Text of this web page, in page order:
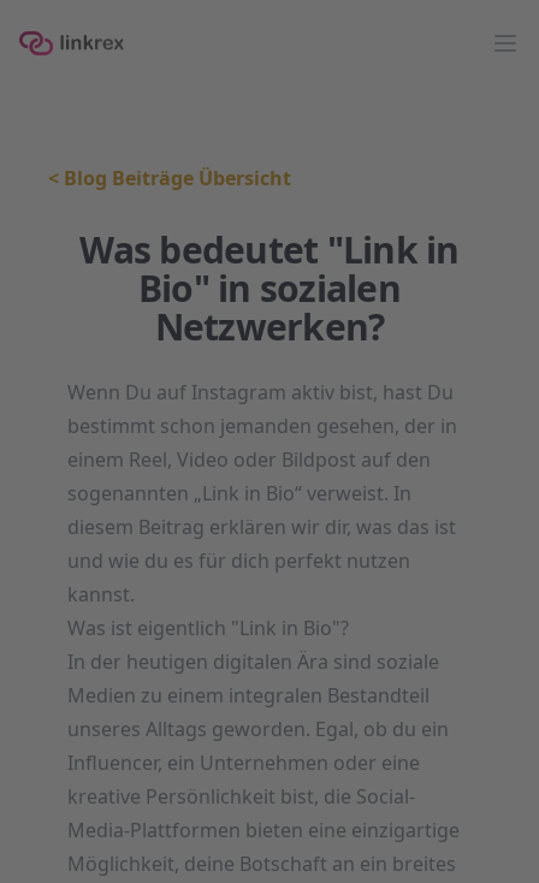
linkrex
< Blog Beiträge Übersicht
Was bedeutet "Link in
Bio" in sozialen
Netzwerken?
Wenn Du auf Instagram aktiv bist, hast Du
bestimmt schon jemanden gesehen, der in
einem Reel, Video oder Bildpost auf den
sogenannten „Link in Bio“ verweist. In
diesem Beitrag erklären wir dir, was das ist
und wie du es für dich perfekt nutzen
kannst.
Was ist eigentlich "Link in Bio"?
In der heutigen digitalen Ära sind soziale
Medien zu einem integralen Bestandteil
unseres Alltags geworden. Egal, ob du ein
Influencer, ein Unternehmen oder eine
kreative Persönlichkeit bist, die Social-
Media-Plattformen bieten eine einzigartige
Möglichkeit, deine Botschaft an ein breites